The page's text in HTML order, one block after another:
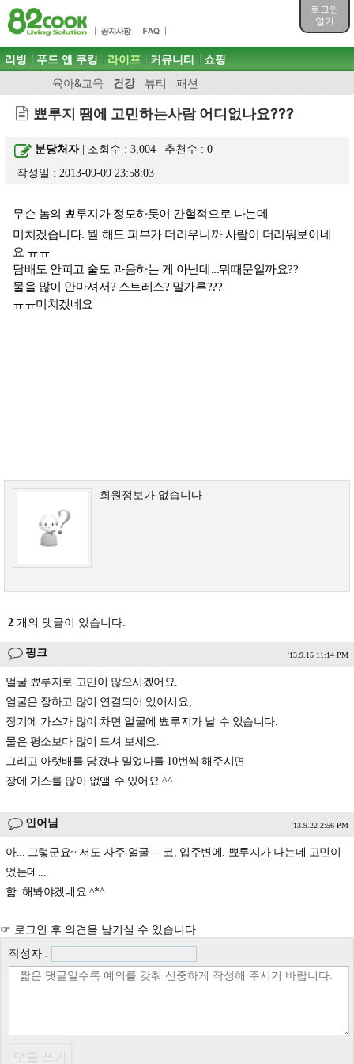
로그인
열기
목차
주메뉴 바로가기
컨텐츠 바로가기
검색 바로가기
로그인 바로가기
주메뉴
리빙 푸드 앤 쿠킹 라이프
육아&교육 건강 뷰티 패션
커뮤니티 쇼핑
뾰루지 땜에 고민하는사람 어디없나요???
분당처자| 조회수 : 3,004 | 추천수 :0
작성일 : 2013-09-09 23:58:03
무슨 놈의 뾰루지가 정모하듯이 간헐적으로 나는데
미치겠습니다. 뭘 해도 피부가 더러우니까 사람이 더러워보이네
요 ㅠㅠ
담배도 안피고 술도 과음하는 게 아닌데...뭐때문일까요??
물을 많이 안마셔서? 스트레스? 밀가루???
ㅠㅠ미치겠네요
회원정보가 없습니다
2 개의 댓글이 있습니다.
핑크 '13.9.15 11:14 PM
얼굴 뾰루지로 고민이 많으시겠어요.
얼굴은 장하고 많이 연결되어 있어서요,
장기에 가스가 많이 차면 얼굴에 뾰루지가 날 수 있습니다.
물은 평소보다 많이 드셔 보세요.
그리고 아랫배를 당겼다 밀었다를 10번씩 해주시면
장에 가스를 많이 없앨 수 있어요 ^^
인어님 '13.9.22 2:56 PM
아... 그렇군요~ 저도 자주 얼굴--- 코, 입주변에. 뾰루지가 나는데 고민이
었는데...
함. 해봐야겠네요.^*^
☞ 로그인 후 의견을 남기실 수 있습니다
작성자 :